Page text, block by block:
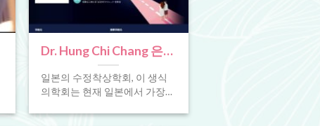
Dr. Hung Chi Chang 은
2023년 7월 일본 생식 의
학 회의에서 연설하도록
일본의 수정착상학회, 이 생식
의학회는 현재 일본에서 가장
의입니다. 일본 각지 난임전문